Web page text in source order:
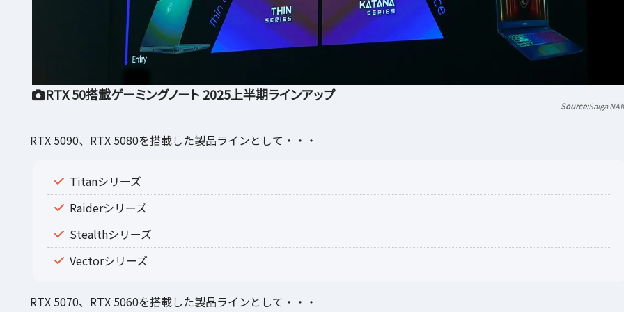
RTX 50搭載ゲーミングノート 2025上半期ラインアップ
Saiga NAK
RTX 5090、RTX 5080を搭載した製品ラインとして・・・
Titanシリーズ
Raiderシリーズ
Stealthシリーズ
Vectorシリーズ
RTX 5070、RTX 5060を搭載した製品ラインとして・・・